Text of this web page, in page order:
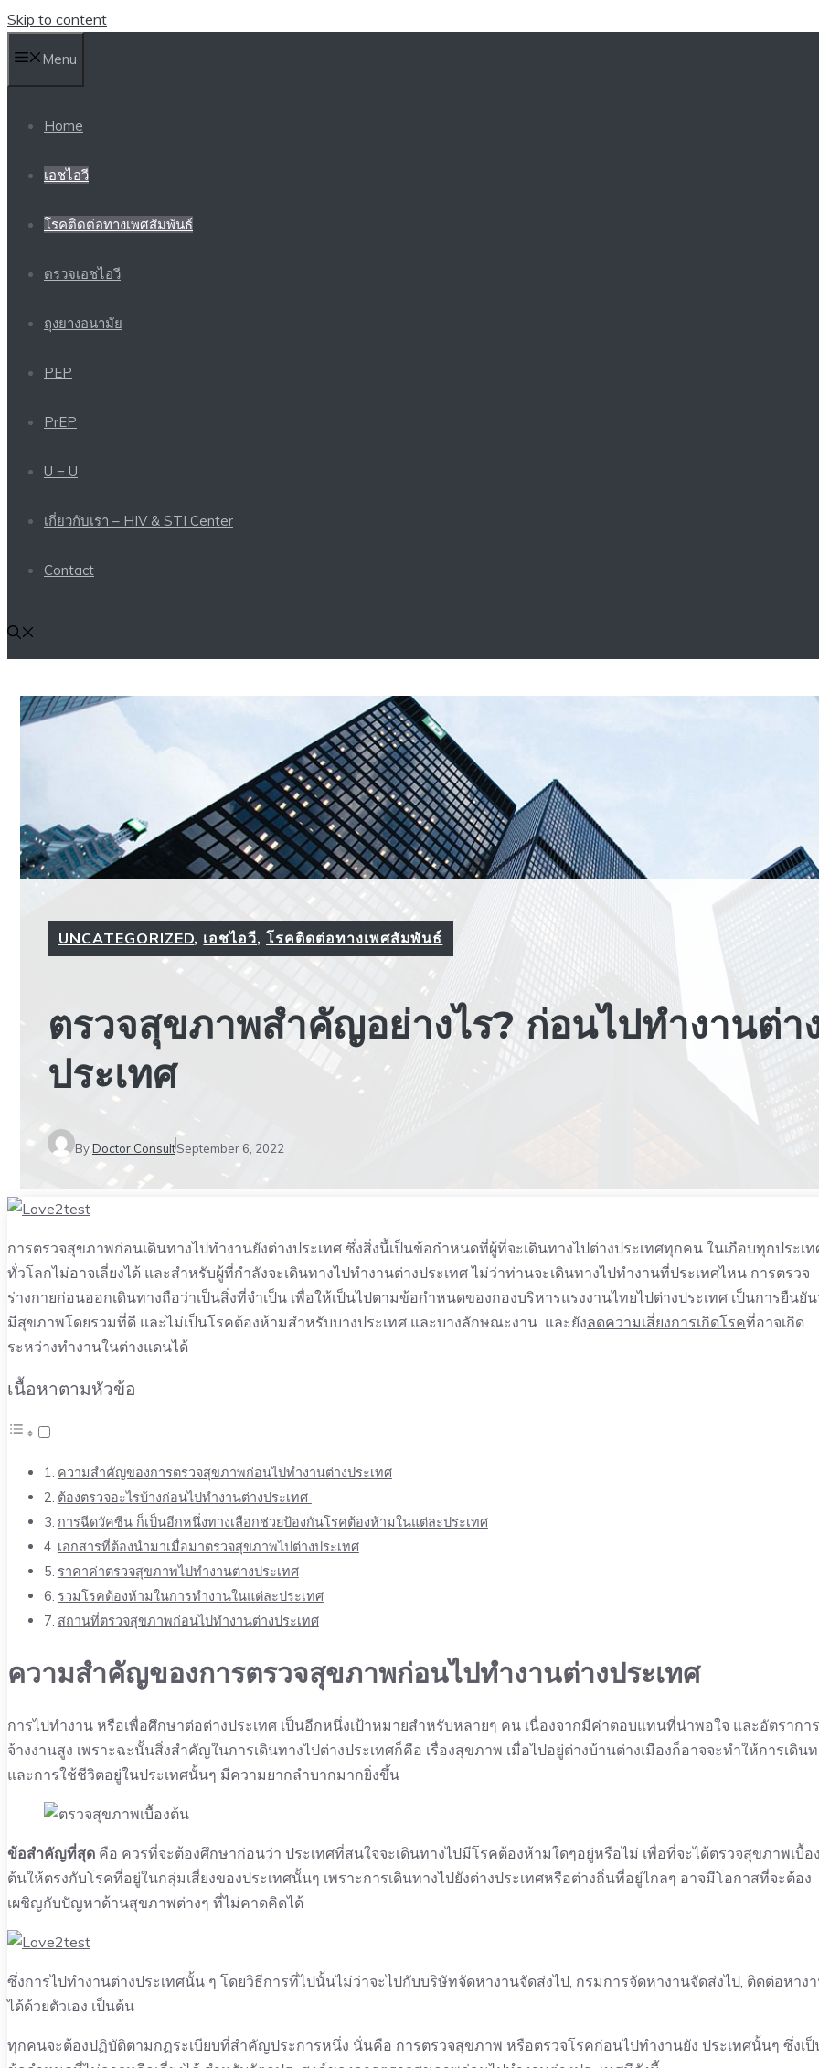
Skip to content
Menu
Home
เอชไอวี
โรคติดต่อทางเพศสัมพันธ์
ตรวจเอชไอวี
ถุงยางอนามัย
PEP
PrEP
U = U
เกี่ยวกับเรา – HIV & STI Center
Contact
UNCATEGORIZED, เอชไอวี,โรคติดต่อทางเพศสัมพันธ์
ตรวจสุขภาพสำคัญอย่างไร? ก่อนไปทำงานต่า
ประเทศ
ByDoctor ConsultSeptember 6, 2022
การตรวจสุขภาพก่อนเดินทางไปทำงานยังต่างประเทศ ซึ่งสิ่งนี้เป็นข้อกำหนดที่ผู้ที่จะเดินทางไปต่างประเทศทุกคน ในเกือบทุกประเท
ทั่วโลกไม่อาจเลี่ยงได้ และสำหรับผู้ที่กำลังจะเดินทางไปทำงานต่างประเทศ ไม่ว่าท่านจะเดินทางไปทำงานที่ประเทศไหน การตรวจ
ร่างกายก่อนออกเดินทางถือว่าเป็นสิ่งที่จำเป็น เพื่อให้เป็นไปตามข้อกำหนดของกองบริหารแรงงานไทยไปต่างประเทศ เป็นการยืนยั
มีสุขภาพโดยรวมที่ดี และไม่เป็นโรคต้องห้ามสำหรับบางประเทศ และบางลักษณะงาน และยังลดความเสี่ยงการเกิดโรคที่อาจเกิด
ระหว่างทำงานในต่างแดนได้
เนื้อหาตามหัวข้อ
ความสำคัญของการตรวจสุขภาพก่อนไปทำงานต่างประเทศ
ต้องตรวจอะไรบ้างก่อนไปทำงานต่างประเทศ
การฉีดวัคซีน ก็เป็นอีกหนึ่งทางเลือกช่วยป้องกันโรคต้องห้ามในแต่ละประเทศ
เอกสารที่ต้องนำมาเมื่อมาตรวจสุขภาพไปต่างประเทศ
ราคาค่าตรวจสุขภาพไปทำงานต่างประเทศ
รวมโรคต้องห้ามในการทำงานในแต่ละประเทศ
สถานที่ตรวจสุขภาพก่อนไปทำงานต่างประเทศ
ความสำคัญของการตรวจสุขภาพก่อนไปทำงานต่างประเทศ
การไปทำงาน หรือเพื่อศึกษาต่อต่างประเทศ เป็นอีกหนึ่งเป้าหมายสำหรับหลายๆ คน เนื่องจากมีค่าตอบแทนที่น่าพอใจ และอัตราการ
จ้างงานสูง เพราะฉะนั้นสิ่งสำคัญในการเดินทางไปต่างประเทศก็คือ เรื่องสุขภาพ เมื่อไปอยู่ต่างบ้านต่างเมืองก็อาจจะทำให้การเดิน
และการใช้ชีวิตอยู่ในประเทศนั้นๆ มีความยากลำบากมากยิ่งขึ้น
ข้อสำคัญที่สุด คือ ควรที่จะต้องศึกษาก่อนว่า ประเทศที่สนใจจะเดินทางไปมีโรคต้องห้ามใดๆอยู่หรือไม่ เพื่อที่จะได้ตรวจสุขภาพเบื้อ
ต้นให้ตรงกับโรคที่อยู่ในกลุ่มเสี่ยงของประเทศนั้นๆ เพราะการเดินทางไปยังต่างประเทศหรือต่างถิ่นที่อยู่ไกลๆ อาจมีโอกาสที่จะต้อง
เผชิญกับปัญหาด้านสุขภาพต่างๆ ที่ไม่คาดคิดได้
ซึ่งการไปทำงานต่างประเทศนั้น ๆ โดยวิธีการที่ไปนั้นไม่ว่าจะไปกับบริษัทจัดหางานจัดส่งไป, กรมการจัดหางานจัดส่งไป, ติดต่อหาง
ได้ด้วยตัวเอง เป็นต้น
ทุกคนจะต้องปฏิบัติตามกฏระเบียบที่สำคัญประการหนึ่ง นั่นคือ การตรวจสุขภาพ หรือตรวจโรคก่อนไปทำงานยัง ประเทศนั้นๆ ซึ่งเป็